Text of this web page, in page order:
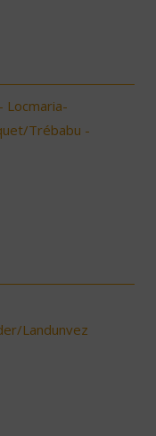
Locmaria-
Trébabu -
Landunvez